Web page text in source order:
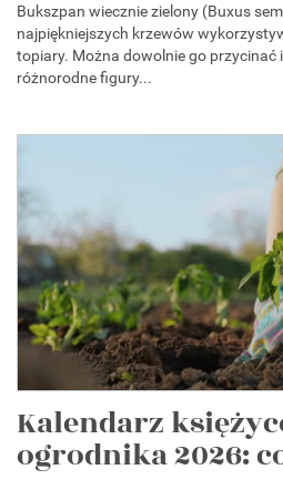
Bukszpan wiecznie zielony (Buxus
najpiękniejszych krzewów
topiary. Można dowolnie go
różnorodne figury...
Kalendarz
ogrodnika 2026: